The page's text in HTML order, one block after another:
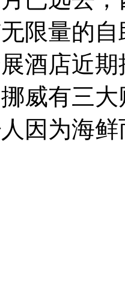
限量的
酒店近
威有三
因为海